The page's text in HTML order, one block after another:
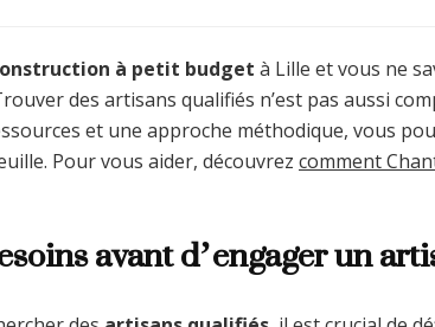
à petit budget à Lille et vous ne
des artisans qualifiés n’est pas aussi
et une approche méthodique, vous
Pour vous aider, découvrez comment
avant d’engager un